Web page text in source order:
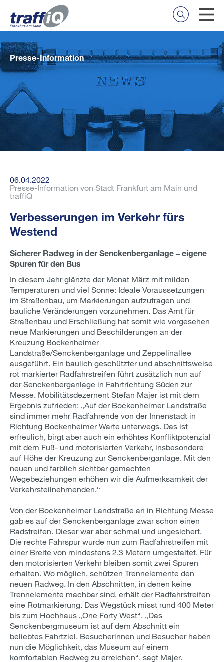
Presse-Information
06.04.2022
Presse-Information von Stadt Frankfurt am Main und
traffiQ
Verbesserungen im Verkehr fürs
Westend
Sicherer Radweg in der Senckenberganlage – eigene
Spuren für den Bus
In diesem Jahr glänzte der Monat März mit milden
Temperaturen und viel Sonne: Ideale Voraussetzungen
im Straßenbau, um Markierungen aufzutragen und
bauliche Veränderungen vorzunehmen. Das Amt für
Straßenbau und Erschließung hat somit wie vorgesehen
neue Markierungen und Beschilderungen an der
Kreuzung Bockenheimer
Landstraße/Senckenberganlage und Zeppelinallee
ausgeführt. Ein baulich geschützter und abschnittsweise
rot markierter Radfahrstreifen führt zusätzlich nun auf
der Senckenberganlage in Fahrtrichtung Süden zur
Messe. Mobilitätsdezernent Stefan Majer ist mit dem
Ergebnis zufrieden: „Auf der Bockenheimer Landstraße
sind immer mehr Radfahrende von der Innenstadt in
Richtung Bockenheimer Warte unterwegs. Das ist
erfreulich, birgt aber auch ein erhöhtes Konfliktpotenzial
mit dem Fuß- und motorisierten Verkehr, insbesondere
auf Höhe der Kreuzung zur Senckenberganlage. Mit den
neuen und farblich sichtbar gemachten
Wegebeziehungen erhöhen wir die Aufmerksamkeit der
Verkehrsteilnehmenden.“
Von der Bockenheimer Landstraße an in Richtung Messe
gab es auf der Senckenberganlage zwar schon einen
Radstreifen. Dieser war aber schmal und ungesichert.
Die rechte Fahrspur wurde nun zum Radfahrstreifen mit
einer Breite von mindestens 2,3 Metern umgestaltet. Für
den motorisierten Verkehr bleiben somit zwei Spuren
erhalten. Wo möglich, schützen Trennelemente den
neuen Radweg. In den Abschnitten, in denen keine
Trennelemente machbar sind, erhält der Radfahrstreifen
eine Rotmarkierung. Das Wegstück misst rund 400 Meter
bis zum Hochhaus „One Forty West“. „Das
Senckenbergmuseum ist auf dem Abschnitt ein
beliebtes Fahrtziel. Besucherinnen und Besucher haben
nun die Möglichkeit, das Museum auf einem
komfortablen Radweg zu erreichen“, sagt Majer.